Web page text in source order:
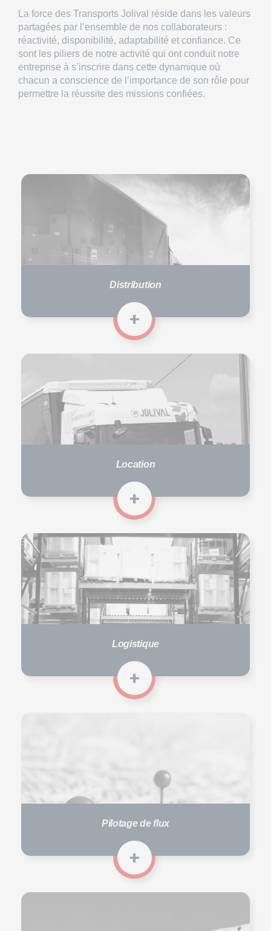
La force des Transports Jolival réside dans les valeurs
partagées par l’ensemble de nos collaborateurs :
réactivité, disponibilité, adaptabilité et confiance. Ce
sont les piliers de notre activité qui ont conduit notre
entreprise à s’inscrire dans cette dynamique où
chacun a conscience de l’importance de son rôle pour
permettre la réussite des missions confiées.
Distribution
+
Location
+
Logistique
+
Pilotage de flux
+